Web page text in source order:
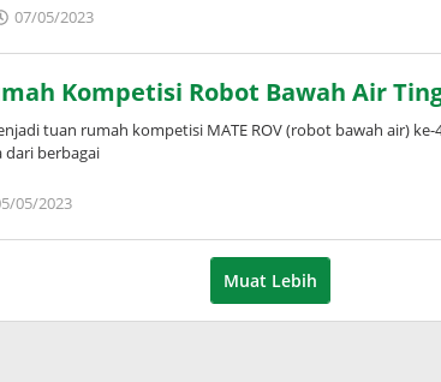
07/05/2023
Wardani
Kompetisi Robot Bawah Air
tuan rumah kompetisi MATE ROV (robot bawah air) ke-
berbagai
05/2023
Muat Lebih